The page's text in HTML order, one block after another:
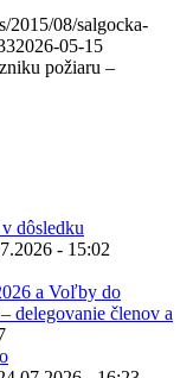
2015/08/salgocka-
2026-05-15
požiaru –
dôsledku
- 15:02
a Voľby do
delegovanie členov a